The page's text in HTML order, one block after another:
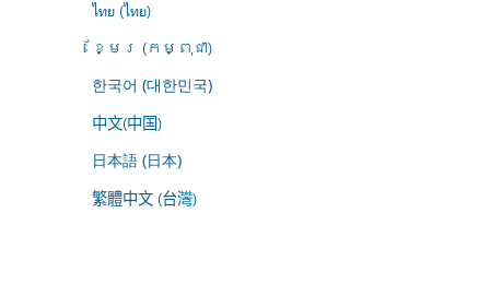
ไทย (ไทย)
ខ្មែរ (កម្ពុជា)
한국어 (대한민국)
中文(中国)
日本語 (日本)
繁體中文 (台灣)